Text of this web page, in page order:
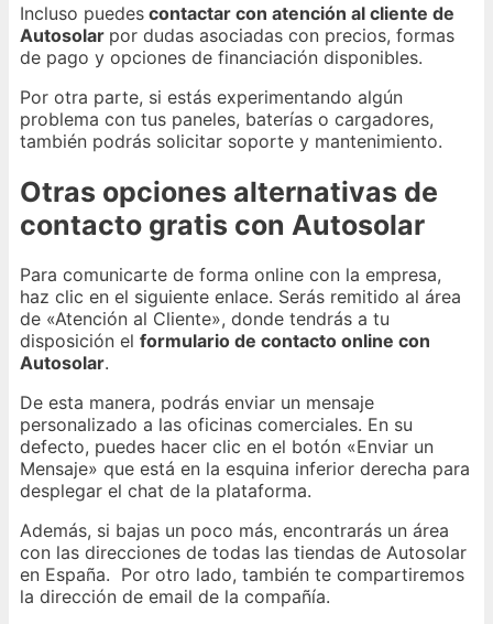
Incluso puedes contactar con atención al cliente de
Autosolar por dudas asociadas con precios, formas
de pago y opciones de financiación disponibles.
Por otra parte, si estás experimentando algún
problema con tus paneles, baterías o cargadores,
también podrás solicitar soporte y mantenimiento.
Otras opciones alternativas de
contacto gratis con Autosolar
Para comunicarte de forma online con la empresa,
haz clic en el siguiente enlace. Serás remitido al área
de «Atención al Cliente», donde tendrás a tu
disposición el formulario de contacto online con
Autosolar.
De esta manera, podrás enviar un mensaje
personalizado a las oficinas comerciales. En su
defecto, puedes hacer clic en el botón «Enviar un
Mensaje» que está en la esquina inferior derecha para
desplegar el chat de la plataforma.
Además, si bajas un poco más, encontrarás un área
con las direcciones de todas las tiendas de Autosolar
en España. Por otro lado, también te compartiremos
la dirección de email de la compañía.